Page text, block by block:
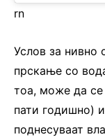
rn
Услов за нивно
прскање со
тоа, може да се
пати годишно)
поднесуваат